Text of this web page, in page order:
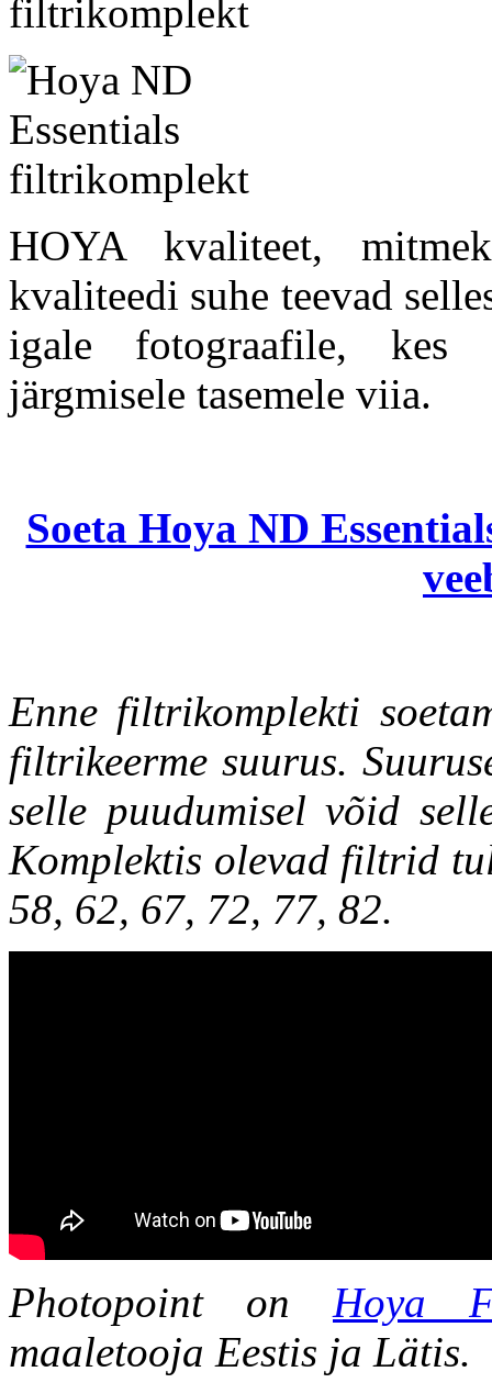
HOYA kvaliteet,
kvaliteedi suhe teevad
igale fotograafile, kes
järgmisele tasemele viia.
Soeta Hoya ND
Enne filtrikomplekti
filtrikeerme suurus.
selle puudumisel võid
Komplektis olevad filtrid
58, 62, 67, 72, 77, 82.
Photopoint on Hoya
maaletooja Eestis ja Lätis.